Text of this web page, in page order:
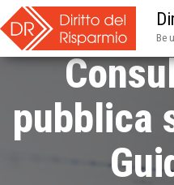
Be
pubblica